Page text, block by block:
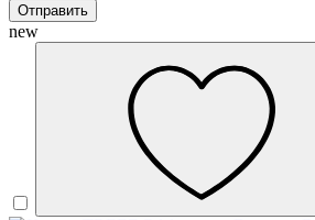
Отправить
new